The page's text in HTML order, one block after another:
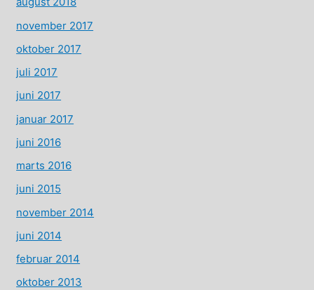
november 2017
oktober 2017
juli 2017
juni 2017
januar 2017
juni 2016
marts 2016
juni 2015
november 2014
juni 2014
februar 2014
oktober 2013